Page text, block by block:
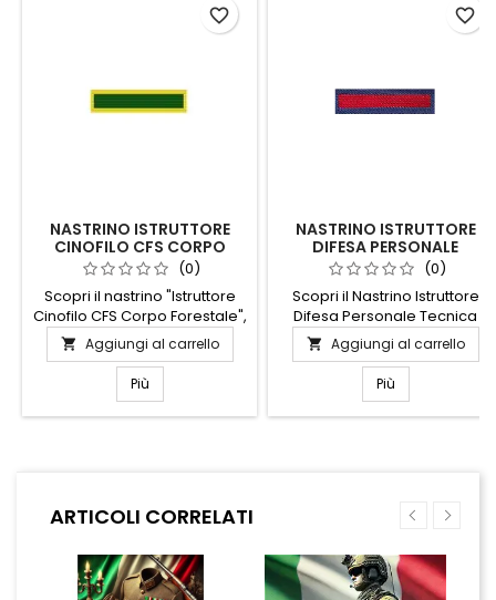
NASTRINO ISTRUTTORE
CINOFILO CFS CORPO
FORESTALE(0)
Scopri il nastrino "Istruttore
Cinofilo CFS Corpo Forestale",
un simbolo di eccellenza e
dedizione nel mondo della
cinofilia. Realizzato con
materiali di alta qualità,
questo nastrino rappresenta
orgoglio sulla divisa, è un
 Aggiungi al carrello
Più
favorite_border
NASTRINO ISTRUTTORE
DIFESA PERSONALE
TECNICA DISARMO
(0)
Scopri il Nastrino Istruttore
Difesa Personale Tecnica
Disarmo, un simbolo di
eccellenza e competenza
nel campo della sicurezza
personale. Questo nastrino
rappresenta il
del disarmo e della difesa.
alta qualità, è perfetto per
orgoglio su...
 Aggiungi al carrello
Più
favorite_border
ARTICOLI CORRELATI